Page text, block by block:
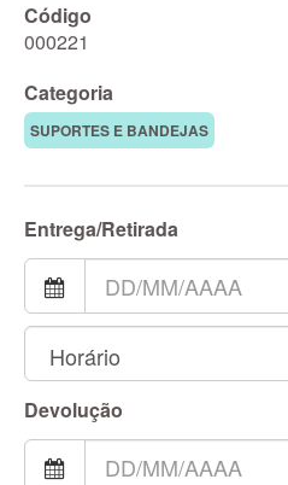
Código
000221
Categoria
SUPORTES E BANDEJAS
Entrega/Retirada
Devolução